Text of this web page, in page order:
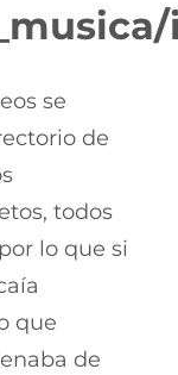
se
de
todos
lo que si
que
de